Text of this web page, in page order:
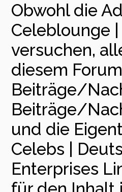
Obwohl die
Celeblounge
versuchen,
diesem
Beiträge/
Beiträge/
und die
Celebs |
Enterprises